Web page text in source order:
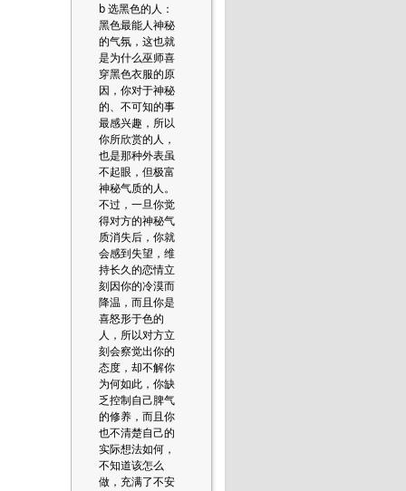
b 选黑色的人：
黑色最能人神秘
的气氛，这也就
是为什么巫师喜
穿黑色衣服的原
因，你对于神秘
的、不可知的事
最感兴趣，所以
你所欣赏的人，
也是那种外表虽
不起眼，但极富
神秘气质的人。
不过，一旦你觉
得对方的神秘气
质消失后，你就
会感到失望，维
持长久的恋情立
刻因你的冷漠而
降温，而且你是
喜怒形于色的
人，所以对方立
刻会察觉出你的
态度，却不解你
为何如此，你缺
乏控制自己脾气
的修养，而且你
也不清楚自己的
实际想法如何，
不知道该怎么
做，充满了不安